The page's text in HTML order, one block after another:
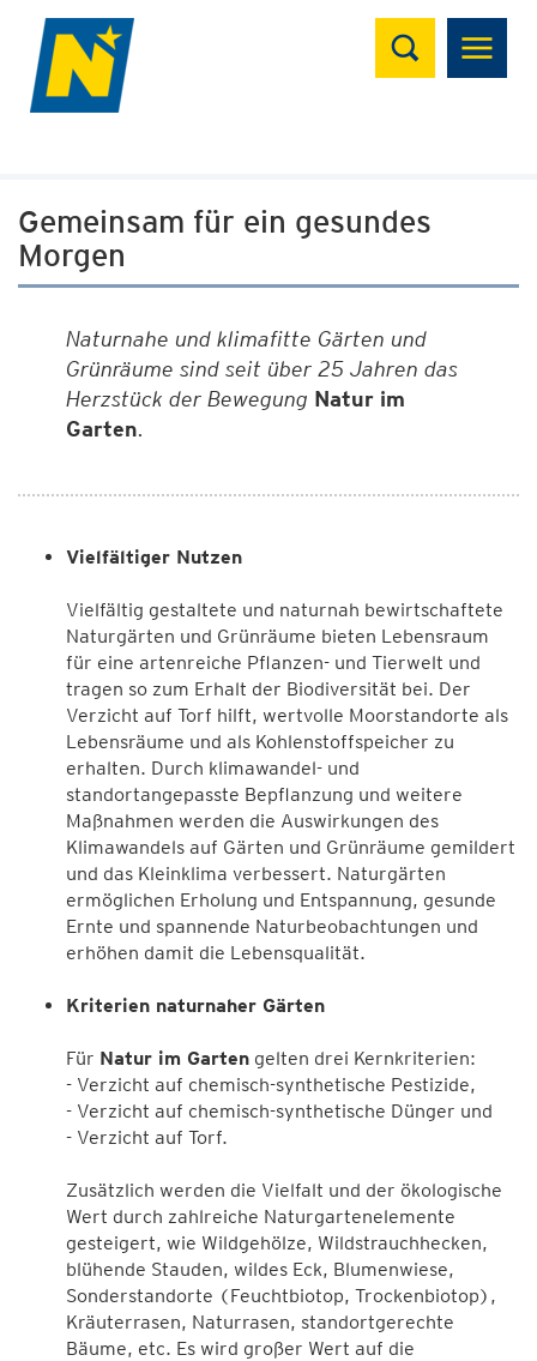
Suchen
Gemeinsam für ein gesundes
Morgen
Naturnahe und klimafitte Gärten und
Grünräume sind seit über 25 Jahren das
Herzstück der Bewegung Natur im
Garten.
Vielfältiger Nutzen
Vielfältig gestaltete und naturnah bewirtschaftete
Naturgärten und Grünräume bieten Lebensraum
für eine artenreiche Pflanzen- und Tierwelt und
tragen so zum Erhalt der Biodiversität bei. Der
Verzicht auf Torf hilft, wertvolle Moorstandorte als
Lebensräume und als Kohlenstoffspeicher zu
erhalten. Durch klimawandel- und
standortangepasste Bepflanzung und weitere
Maßnahmen werden die Auswirkungen des
Klimawandels auf Gärten und Grünräume gemildert
und das Kleinklima verbessert. Naturgärten
ermöglichen Erholung und Entspannung, gesunde
Ernte und spannende Naturbeobachtungen und
erhöhen damit die Lebensqualität.
Kriterien naturnaher Gärten
Für Natur im Garten gelten drei Kernkriterien:
- Verzicht auf chemisch-synthetische Pestizide,
- Verzicht auf chemisch-synthetische Dünger und
- Verzicht auf Torf.
Zusätzlich werden die Vielfalt und der ökologische
Wert durch zahlreiche Naturgartenelemente
gesteigert, wie Wildgehölze, Wildstrauchhecken,
blühende Stauden, wildes Eck, Blumenwiese,
Sonderstandorte (Feuchtbiotop, Trockenbiotop),
Kräuterrasen, Naturrasen, standortgerechte
Bäume, etc. Es wird großer Wert auf die